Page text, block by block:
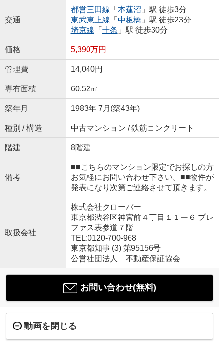
交通
都営三田線 「 本蓮沼 」駅 徒歩3分
東武東上線 「 中板橋 」駅 徒歩23分
埼京線 「 十条 」駅 徒歩30分
価格 5,390万円
管理費 14,040円
専有面積 60.52㎡
築年月 1983年 7月(築43年)
種別 / 構造 中古マンション / 鉄筋コンクリート
階建 8階建
備考
■■こちらのマンション限定でお探しの方
お気軽にお問い合わせ下さい。■■物件が
発表になり次第ご連絡させて頂きます。
取扱会社
株式会社クローバー
東京都渋谷区神宮前４丁目１１ー６ プレ
ファス表参道７階
TEL:0120-700-968
東京都知事 (3) 第95156号
公営社団法人 不動産保証協会
お問い合わせ(無料)
動画を閉じる